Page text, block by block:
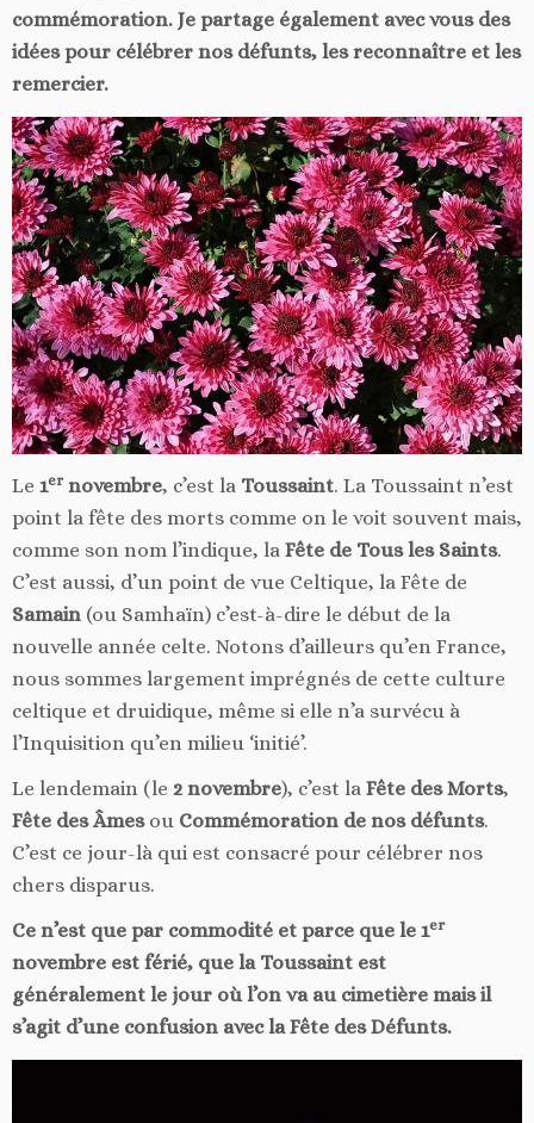
commémoration. Je partage également avec vous des
idées pour célébrer nos défunts, les reconnaître et les
remercier.
Le 1ernovembre, c’est la Toussaint. La Toussaint n’est
point la fête des morts comme on le voit souvent mais,
comme son nom l’indique, la Fête de Tous les Saints.
C’est aussi, d’un point de vue Celtique, la Fête de
Samain (ou Samhaïn) c’est-à-dire le début de la
nouvelle année celte. Notons d’ailleurs qu’en France,
nous sommes largement imprégnés de cette culture
celtique et druidique, même si elle n’a survécu à
l’Inquisition qu’en milieu ‘initié’.
Le lendemain (le 2 novembre), c’est la Fête des Morts,
Fête des Âmesou Commémoration de nos défunts.
C’est ce jour-là qui est consacré pour célébrer nos
chers disparus.
Ce n’est que par commodité et parce que le 1er
novembre est férié, que la Toussaint est
généralement le jour où l’on va au cimetière mais il
s’agit d’une confusion avec la Fête des Défunts.